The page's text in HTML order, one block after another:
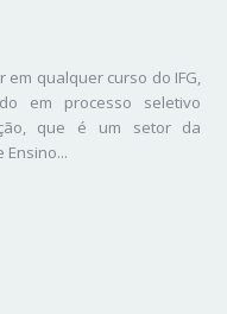
em qualquer curso do IFG,
em processo seletivo
que é um setor da
Ensino...